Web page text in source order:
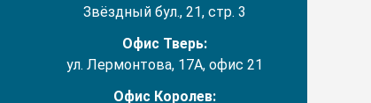
Звёздный бул., 21, стр. 3
Офис Тверь:
ул. Лермонтова, 17А, офис 21
Офис Королев: